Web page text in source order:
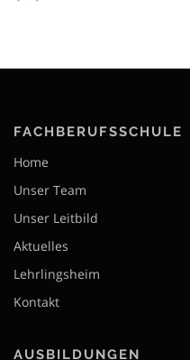
FACHBERUFSSCHULE
Home
Unser Team
Unser Leitbild
Aktuelles
Lehrlingsheim
Kontakt
AUSBILDUNGEN